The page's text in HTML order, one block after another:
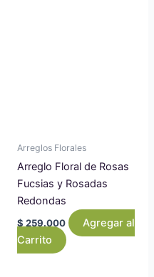
Arreglos Florales
Arreglo Floral de Rosas
Fucsias y Rosadas
Redondas
$ 259.000
Agregar al
Carrito